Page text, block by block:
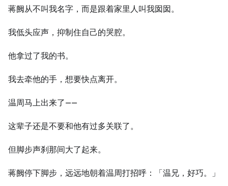
蒋阙从不叫我名字，而是跟着家里人叫我囡囡。
我低头应声，抑制住自己的哭腔。
他拿过了我的书。
我去牵他的手，想要快点离开。
温周马上出来了——
这辈子还是不要和他有过多关联了。
但脚步声刹那间大了起来。
蒋阙停下脚步，远远地朝着温周打招呼：「温兄，好巧。」